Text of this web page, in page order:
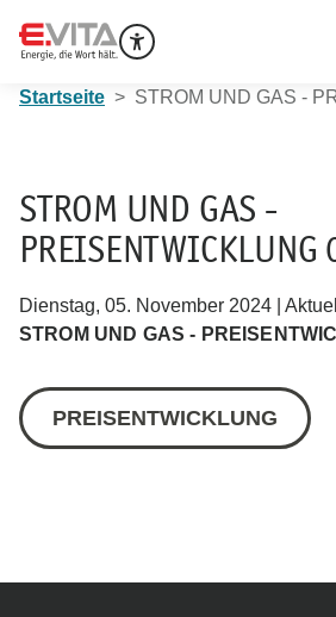
Startseite STROM UND GAS -
STROM UND GAS -
Dienstag, 05. November 2024 |
STROM UND GAS -
PREISENTWICKLUNG